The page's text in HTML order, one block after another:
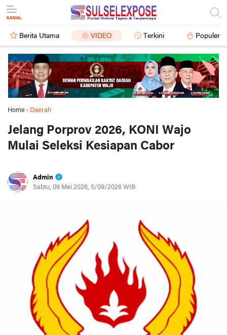
Berita Utama VIDEO Terkini Populer
Home › Daerah
Jelang Porprov 2026, KONI Wajo
Mulai Seleksi Kesiapan Cabor
Admin
Sabtu, 09 Mei 2026, 5/09/2026 WIB